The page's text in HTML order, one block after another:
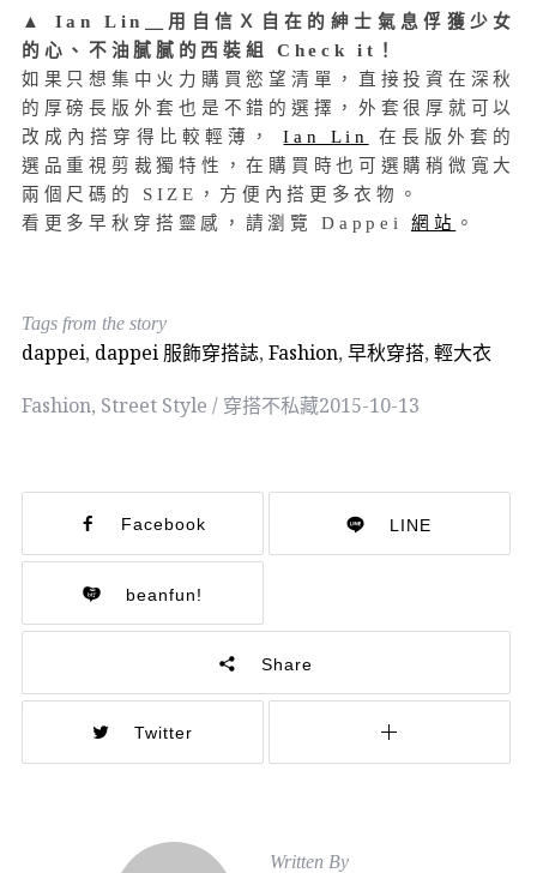
▲ Ian Lin＿用自信Ｘ自在的紳士氣息俘獲少女
的心、 不油膩膩的西裝組 Check it！
如果只想集中火力購買慾望清單，直接投資在深秋
的厚磅長版外套也是不錯的選擇，外套很厚就可以
改成內搭穿得比較輕薄，Ian Lin
在長版外套的
選品重視剪裁獨特性，在購買時也可選購稍微寬大
兩個尺碼的 SIZE，方便內搭更多衣物。
看更多早秋穿搭靈感，請瀏覽 Dappei 網站 。
Tags from the story
dappei, dappei 服飾穿搭誌, Fashion, 早秋穿搭, 輕大衣
Fashion, Street Style / 穿搭不私藏2015-10-13
Facebook LINE
beanfun!
Share
Twitter
Written By